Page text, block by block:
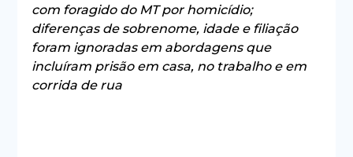
com foragido do MT por homicídio;
diferenças de sobrenome, idade e filiação
foram ignoradas em abordagens que
incluíram prisão em casa, no trabalho e em
corrida de rua